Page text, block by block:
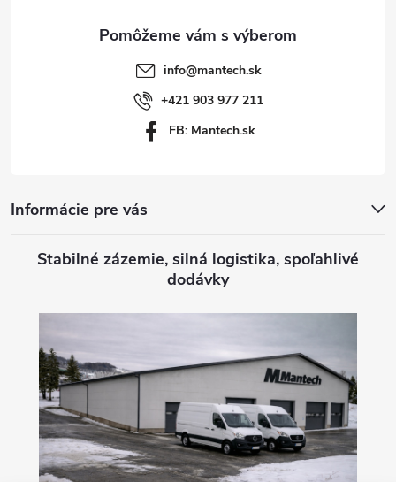
info@mantech.sk
+421 903 977 211
FB: Mantech.sk
Informácie pre vás
Stabilné zázemie, silná logistika, spoľahlivé
dodávky